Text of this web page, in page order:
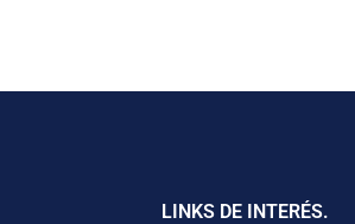
LINKS DE INTERÉS.